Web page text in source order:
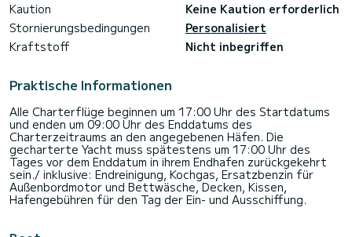
Kaution
Keine Kaution erforderlich
Stornierungsbedingungen
Personalisiert
Kraftstoff
Nicht inbegriffen
Praktische Informationen
Alle Charterflüge beginnen um 17:00 Uhr des Startdatums
und enden um 09:00 Uhr des Enddatums des
Charterzeitraums an den angegebenen Häfen. Die
gecharterte Yacht muss spätestens um 17:00 Uhr des
Tages vor dem Enddatum in ihrem Endhafen zurückgekehrt
sein./ inklusive: Endreinigung, Kochgas, Ersatzbenzin für
Außenbordmotor und Bettwäsche, Decken, Kissen,
Hafengebühren für den Tag der Ein- und Ausschiffung.